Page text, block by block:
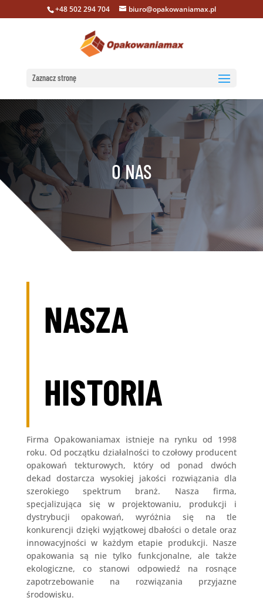
+48 502 294 704 biuro@opakowaniamax.pl
Zaznacz stronę
O NAS
NASZA
HISTORIA
Firma Opakowaniamax istnieje na rynku od 1998
roku. Od początku działalności to czołowy producent
opakowań tekturowych, który od ponad dwóch
dekad dostarcza wysokiej jakości rozwiązania dla
szerokiego spektrum branż. Nasza firma,
specjalizująca się w projektowaniu, produkcji i
dystrybucji opakowań, wyróżnia się na tle
konkurencji dzięki wyjątkowej dbałości o detale oraz
innowacyjności w każdym etapie produkcji. Nasze
opakowania są nie tylko funkcjonalne, ale także
ekologiczne, co stanowi odpowiedź na rosnące
zapotrzebowanie na rozwiązania przyjazne
środowisku.